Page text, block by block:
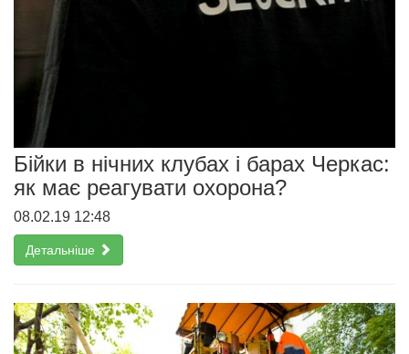
Бійки в нічних клубах і барах Черкас:
як має реагувати охорона?
08.02.19 12:48
Детальніше